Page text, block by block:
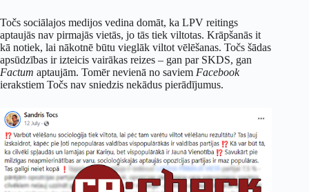
Točs sociālajos medijos vedina domāt, ka LPV reitings
aptaujās nav pirmajās vietās, jo tās tiek viltotas. Krāpšanās it
kā notiek, lai nākotnē būtu vieglāk viltot vēlēšanas. Točs šādas
apsūdzības ir izteicis vairākas reizes – gan par SKDS, gan
Factum aptaujām. Tomēr nevienā no saviem Facebook
ierakstiem Točs nav sniedzis nekādus pierādījumus.